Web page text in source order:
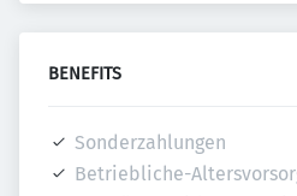
BENEFITS
Sonderzahlungen
Betriebliche-